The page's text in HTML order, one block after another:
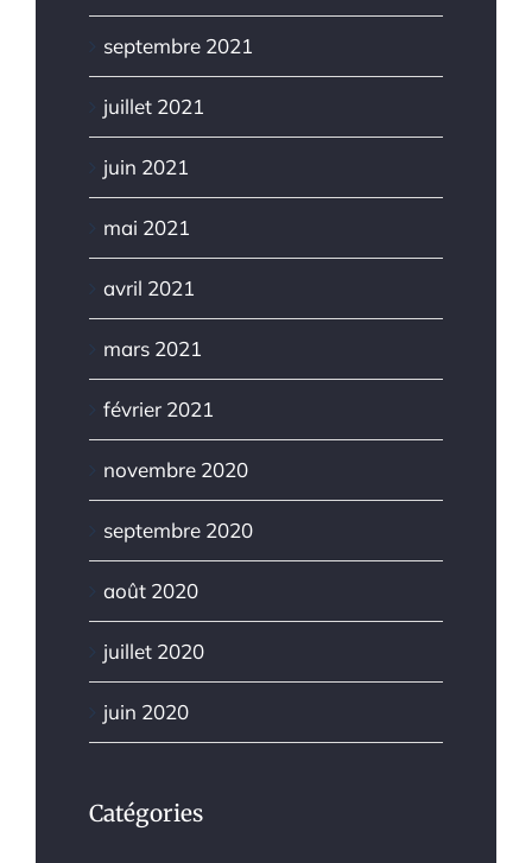
septembre 2021
juillet 2021
juin 2021
mai 2021
avril 2021
mars 2021
février 2021
novembre 2020
septembre 2020
août 2020
juillet 2020
juin 2020
Catégories